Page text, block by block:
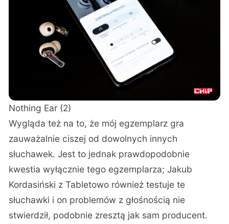
Nothing Ear (2)
Wygląda też na to, że mój egzemplarz gra
zauważalnie ciszej od dowolnych innych
słuchawek. Jest to jednak prawdopodobnie
kwestia wyłącznie tego egzemplarza; Jakub
Kordasiński z Tabletowo również testuje te
słuchawki i on problemów z głośnością nie
stwierdził, podobnie zresztą jak sam producent.